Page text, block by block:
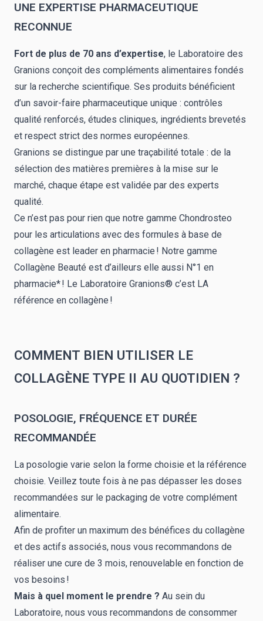
UNE EXPERTISE PHARMACEUTIQUE
RECONNUE
Fort de plus de 70 ans d’expertise, le Laboratoire des
Granions conçoit des compléments alimentaires fondés
sur la recherche scientifique. Ses produits bénéficient
d’un savoir-faire pharmaceutique unique : contrôles
qualité renforcés, études cliniques, ingrédients brevetés
et respect strict des normes européennes.
Granions se distingue par une traçabilité totale : de la
sélection des matières premières à la mise sur le
marché, chaque étape est validée par des experts
qualité.
Ce n’est pas pour rien que notre gamme Chondrosteo
pour les articulations avec des formules à base de
collagène est leader en pharmacie ! Notre gamme
Collagène Beauté est d’ailleurs elle aussi N°1 en
pharmacie* ! Le Laboratoire Granions® c’est LA
référence en collagène !
COMMENT BIEN UTILISER LE
COLLAGÈNE TYPE II AU QUOTIDIEN ?
POSOLOGIE, FRÉQUENCE ET DURÉE
RECOMMANDÉE
La posologie varie selon la forme choisie et la référence
choisie. Veillez toute fois à ne pas dépasser les doses
recommandées sur le packaging de votre complément
alimentaire.
Afin de profiter un maximum des bénéfices du collagène
et des actifs associés, nous vous recommandons de
réaliser une cure de 3 mois, renouvelable en fonction de
vos besoins !
Mais à quel moment le prendre ? Au sein du
Laboratoire, nous vous recommandons de consommer